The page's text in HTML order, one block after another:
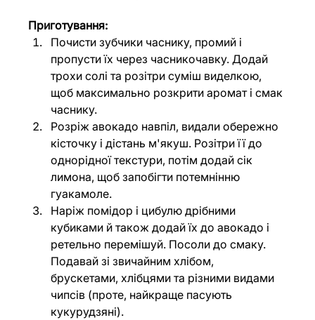
Приготування:
Почисти зубчики часнику, промий і
пропусти їх через часникочавку. Додай
трохи солі та розітри суміш виделкою,
щоб максимально розкрити аромат і смак
часнику.
Розріж авокадо навпіл, видали обережно
кісточку і дістань м'якуш. Розітри її до
однорідної текстури, потім додай сік
лимона, щоб запобігти потемнінню
гуакамоле.
Наріж помідор і цибулю дрібними
кубиками й також додай їх до авокадо і
ретельно перемішуй. Посоли до смаку.
Подавай зі звичайним хлібом,
брускетами, хлібцями та різними видами
чипсів (проте, найкраще пасують
кукурудзяні).